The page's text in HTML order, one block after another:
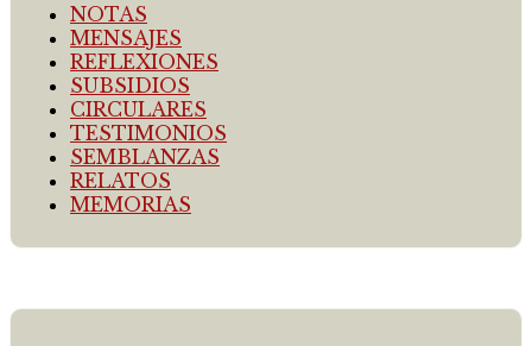
NOTAS
MENSAJES
REFLEXIONES
SUBSIDIOS
CIRCULARES
TESTIMONIOS
SEMBLANZAS
RELATOS
MEMORIAS